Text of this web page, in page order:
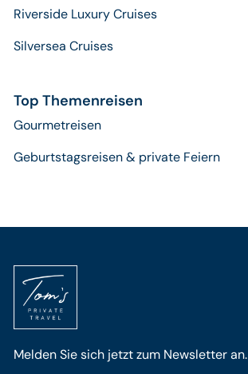
Riverside Luxury Cruises
Silversea Cruises
Top Themenreisen
Gourmetreisen
Geburtstagsreisen & private Feiern
Melden Sie sich jetzt zum Newsletter an.